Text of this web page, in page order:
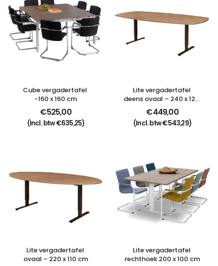
Cube vergadertafel
-160 x 160 cm
€525,00
(Incl. btw€635,25)
Lite vergadertafel
deens ovaal – 240 x 120
cm
€449,00
(Incl. btw€543,29)
Lite vergadertafel
ovaal – 220 x 110 cm
Lite vergadertafel
rechthoek 200 x 100 cm